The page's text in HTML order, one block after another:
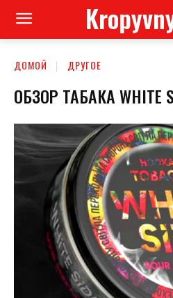
ДОМОЙ ДРУГОЕ
ОБЗОР ТАБАКА WHITE